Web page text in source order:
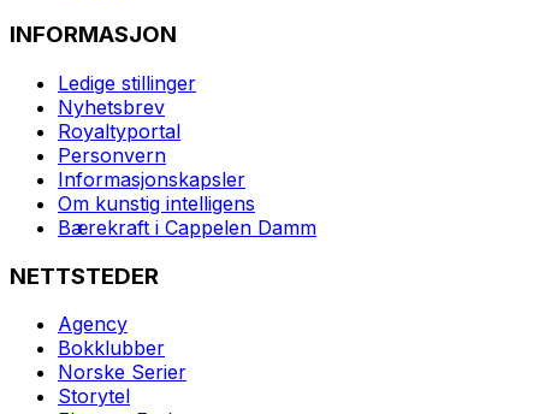
INFORMASJON
Ledige stillinger
Nyhetsbrev
Royaltyportal
Personvern
Informasjonskapsler
Om kunstig intelligens
Bærekraft i Cappelen Damm
NETTSTEDER
Agency
Bokklubber
Norske Serier
Storytel